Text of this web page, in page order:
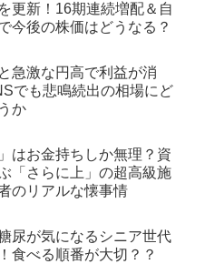
更新！16期連続増配＆自
今後の株価はどうなる？
急激な円高で利益が消
でも悲鳴続出の相場にど
か
はお金持ちしか無理？資
「さらに上」の超高級施
のリアルな懐事情
尿が気になるシニア世代
食べる順番が大切？？